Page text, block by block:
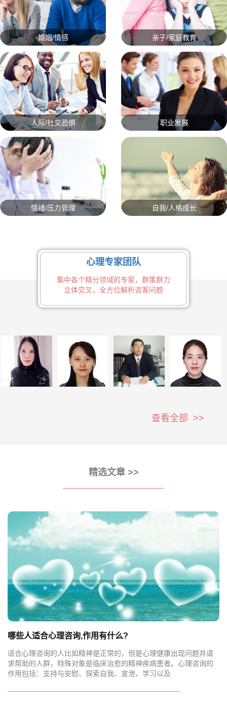
婚姻/情感 亲子/家庭教育
人际/社交恐惧 职业发展
情绪/压力管理 自我/人格成长
心理专家团队
集中各个精分领域的专家，群策群力
立体交叉，全方位解析咨客问题
查看全部 >>
精选文章 >>
哪些人适合心理咨询,作用有什么?
适合心理咨询的人比如精神是正常的，但是心理健康出现问题并请
求帮助的人群，特殊对象是临床治愈的精神疾病患者。心理咨询的
作用包括：支持与安慰、探索自我、宣泄、学习以及